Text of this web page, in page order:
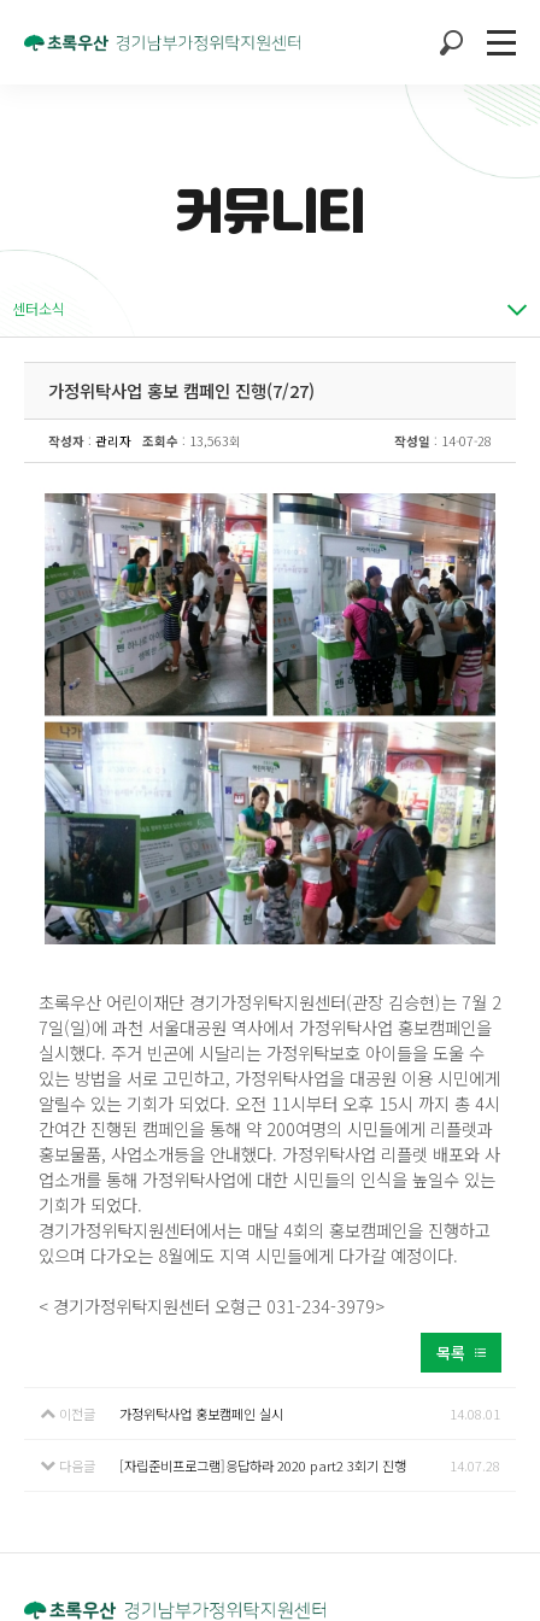
커뮤니티
센터소식
가정위탁사업 홍보 캠페인 진행(7/27)
작성자 : 관리자 조회수 : 13,563회 작성일 : 14-07-28
초록우산 어린이재단 경기가정위탁지원센터(관장 김승현)는 7월 2
7일(일)에 과천 서울대공원 역사에서 가정위탁사업 홍보캠페인을
실시했다. 주거 빈곤에 시달리는 가정위탁보호 아이들을 도울 수
있는 방법을 서로 고민하고, 가정위탁사업을 대공원 이용 시민에게
알릴수 있는 기회가 되었다. 오전 11시부터 오후 15시 까지 총 4시
간여간 진행된 캠페인을 통해 약 200여명의 시민들에게 리플렛과
홍보물품, 사업소개등을 안내했다. 가정위탁사업 리플렛 배포와 사
업소개를 통해 가정위탁사업에 대한 시민들의 인식을 높일수 있는
기회가 되었다.
경기가정위탁지원센터에서는 매달 4회의 홍보캠페인을 진행하고
있으며 다가오는 8월에도 지역 시민들에게 다가갈 예정이다.
< 경기가정위탁지원센터 오형근 031-234-3979>
목록
이전글 가정위탁사업 홍보캠페인 실시 14.08.01
다음글 [자립준비프로그램]응답하라 2020 part2 3회기 진행 14.07.28